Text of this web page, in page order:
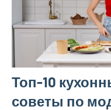
Топ-10
советы по